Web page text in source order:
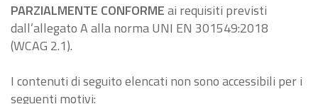
PARZIALMENTE CONFORMEai requisiti previsti
dall’allegato A alla norma UNI EN 301549:2018
(WCAG 2.1).
I contenuti di seguito elencati non sono accessibili per i
seguenti motivi: